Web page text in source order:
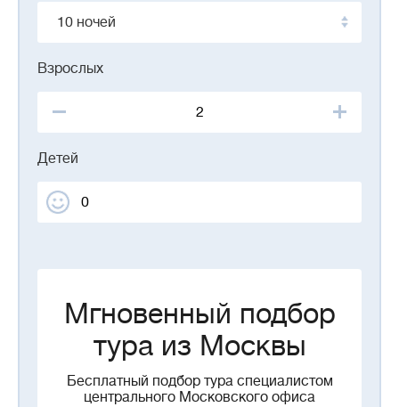
10 ночей
Взрослых
Детей
Мгновенный подбор
тура из Москвы
Бесплатный подбор тура специалистом
центрального Московского офиса